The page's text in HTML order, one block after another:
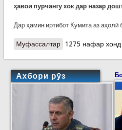
ҳавои пурчангу хок дар назар
Дар ҳамин иртибот Кумита аз аҳолӣ
Муфассалтаро Ҳушдори КҲФ аз
1275 нафар хонд
Ахбори рӯз